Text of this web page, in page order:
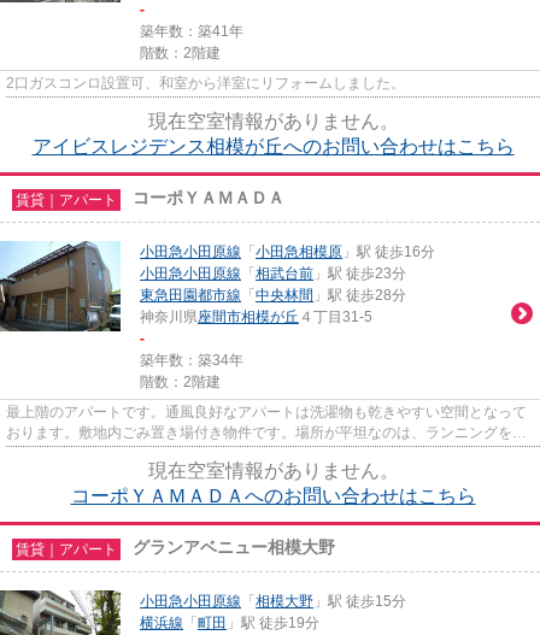
-
築年数：築41年
階数：2階建
2口ガスコンロ設置可、和室から洋室にリフォームしました。
現在空室情報がありません。
アイビスレジデンス相模が丘へのお問い合わせはこちら
賃貸｜アパート コーポＹＡＭＡＤＡ
小田急小田原線 「 小田急相模原 」駅 徒歩16分
小田急小田原線 「 相武台前 」駅 徒歩23分
東急田園都市線 「 中央林間 」駅 徒歩28分
神奈川県座間市相模が丘 ４丁目31-5
-
築年数：築34年
階数：2階建
最上階のアパートです。通風良好なアパートは洗濯物も乾きやすい空間となって
おります。敷地内ごみ置き場付き物件です。場所が平坦なのは、ランニングをす
現在空室情報がありません。
コーポＹＡＭＡＤＡへのお問い合わせはこちら
賃貸｜アパート グランアベニュー相模大野
小田急小田原線 「 相模大野 」駅 徒歩15分
横浜線 「 町田 」駅 徒歩19分